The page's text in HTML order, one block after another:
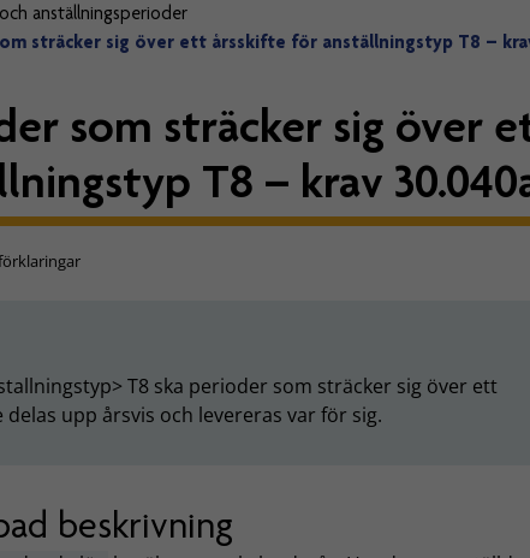
anställningsperioder
sträcker sig över ett årsskifte för anställningstyp T8 –
som sträcker sig över
T8 – krav
T8 ska perioder som sträcker sig över ett
delas upp årsvis och levereras var för sig.
beskrivning